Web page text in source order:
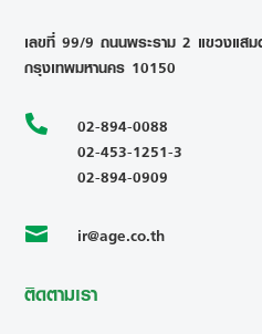
เลขที่ 99/9 ถนนพระราม 2 แขวงแสม
กรุงเทพมหานคร 10150

02-894-0088
02-453-1251-3
02-894-0909
 ir@age.co.th
ติดตามเรา